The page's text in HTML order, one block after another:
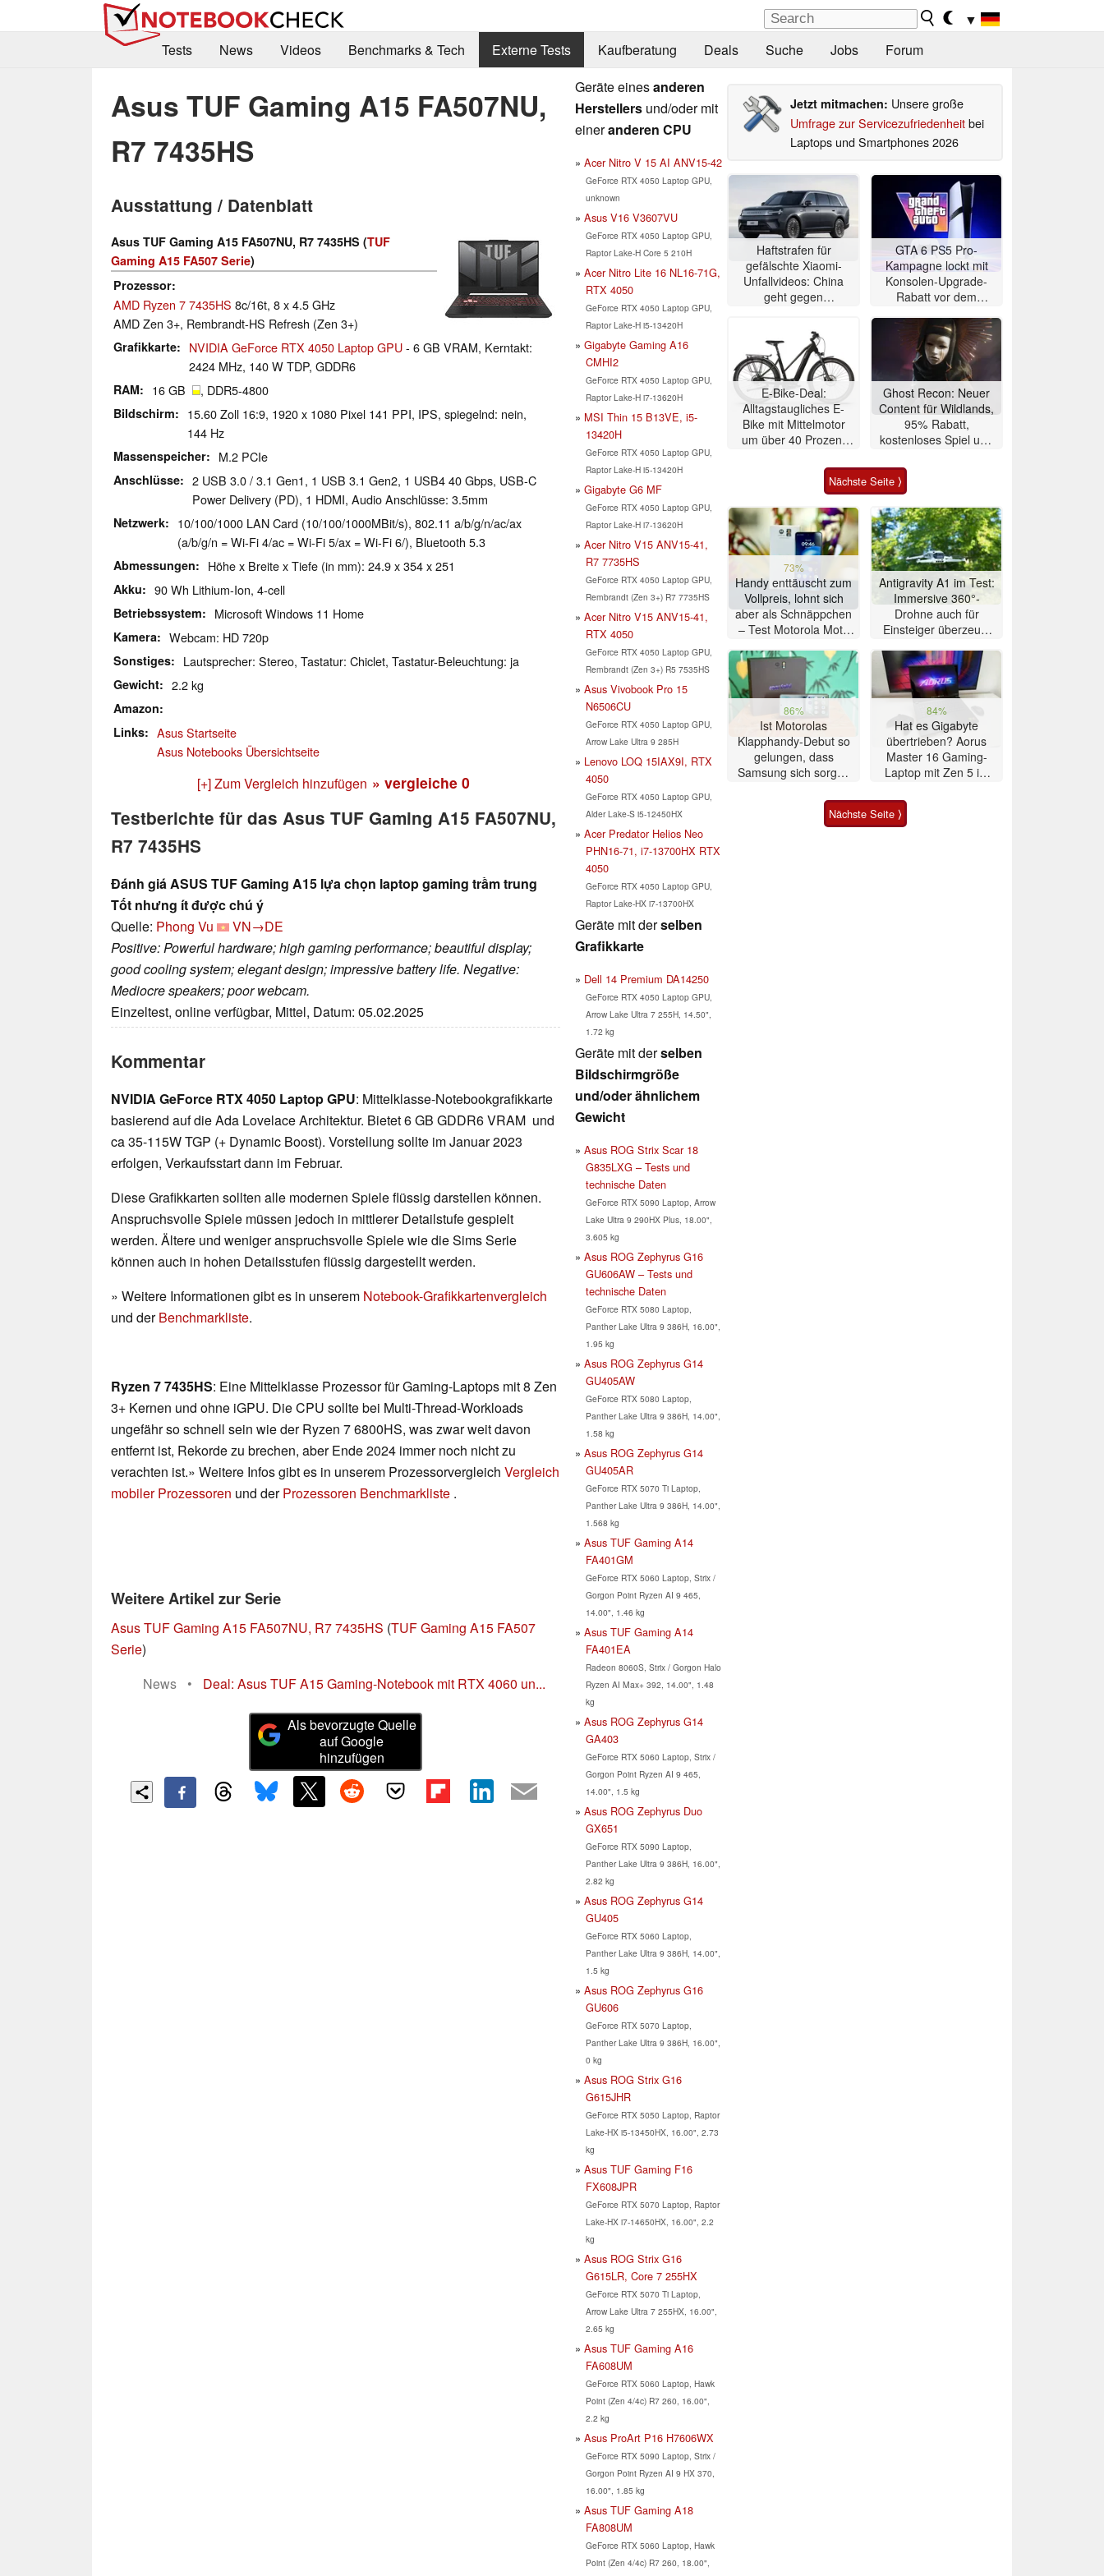
▼
Tests
News Videos Benchmarks & Tech Externe Tests Kaufberatung Deals Suche Jobs Forum
Asus TUF Gaming A15 FA507NU,
R7 7435HS
Ausstattung / Datenblatt
Asus TUF Gaming A15 FA507NU, R7 7435HS (TUF
Gaming A15 FA507 Serie)
Prozessor
AMD Ryzen 7 7435HS 8c/16t, 8 x 4.5 GHz
AMD Zen 3+, Rembrandt-HS Refresh (Zen 3+)
Grafikkarte NVIDIA GeForce RTX 4050 Laptop GPU- 6 GB VRAM, Kerntakt:
2424 MHz, 140 W TDP, GDDR6
RAM 16 GB , DDR5-4800
Bildschirm
15.60 Zoll 16:9, 1920 x 1080 Pixel 141 PPI, IPS, spiegelnd: nein,
144 Hz
Massenspeicher M.2 PCIe
Anschlüsse
2 USB 3.0 / 3.1 Gen1, 1 USB 3.1 Gen2, 1 USB4 40 Gbps, USB-C
Power Delivery (PD), 1 HDMI, Audio Anschlüsse: 3.5mm
Netzwerk
10/100/1000 LAN Card (10/100/1000MBit/s), 802.11 a/b/g/n/ac/ax
(a/b/g/n = Wi-Fi 4/ac = Wi-Fi 5/ax = Wi-Fi 6/), Bluetooth 5.3
Abmessungen Höhe x Breite x Tiefe (in mm): 24.9 x 354 x 251
Akku 90 Wh Lithium-Ion, 4-cell
Betriebssystem Microsoft Windows 11 Home
Kamera Webcam: HD 720p
Sonstiges Lautsprecher: Stereo, Tastatur: Chiclet, Tastatur-Beleuchtung: ja
Gewicht 2.2 kg
Amazon
Links
Asus Startseite
Asus Notebooks Übersichtseite
[+] Zum Vergleich hinzufügen » vergleiche 0
Testberichte für das Asus TUF Gaming A15 FA507NU,
R7 7435HS
Đánh giá ASUS TUF Gaming A15 lựa chọn laptop gaming trầm trung
Tốt nhưng ít được chú ý
Quelle: Phong Vu
VN→DE
Positive: Powerful hardware; high gaming performance; beautiful display;
good cooling system; elegant design; impressive battery life. Negative:
Mediocre speakers; poor webcam.
Einzeltest, online verfügbar, Mittel, Datum: 05.02.2025
Kommentar
NVIDIA GeForce RTX 4050 Laptop GPU: Mittelklasse-Notebookgrafikkarte
basierend auf die Ada Lovelace Architektur. Bietet 6 GB GDDR6 VRAM und
ca 35-115W TGP (+ Dynamic Boost). Vorstellung sollte im Januar 2023
erfolgen, Verkaufsstart dann im Februar.
Diese Grafikkarten sollten alle modernen Spiele flüssig darstellen können.
Anspruchsvolle Spiele müssen jedoch in mittlerer Detailstufe gespielt
werden. Ältere und weniger anspruchsvolle Spiele wie die Sims Serie
können auch in hohen Detailsstufen flüssig dargestellt werden.
» Weitere Informationen gibt es in unserem Notebook-Grafikkartenvergleich
und derBenchmarkliste.
Ryzen 7 7435HS: Eine Mittelklasse Prozessor für Gaming-Laptops mit 8 Zen
3+ Kernen und ohne iGPU. Die CPU sollte bei Multi-Thread-Workloads
ungefähr so schnell sein wie der Ryzen 7 6800HS, was zwar weit davon
entfernt ist, Rekorde zu brechen, aber Ende 2024 immer noch nicht zu
verachten ist.» Weitere Infos gibt es in unserem Prozessorvergleich Vergleich
mobiler Prozessoren und derProzessoren Benchmarkliste .
Weitere Artikel zur Serie
Asus TUF Gaming A15 FA507NU, R7 7435HS (TUF Gaming A15 FA507
Serie)
News
• Deal: Asus TUF A15 Gaming-Notebook mit RTX 4060 un...
Als bevorzugte Quelle
auf Google
hinzufügen
Geräte einesanderen
Herstellers und/oder mit
eineranderen CPU
Acer Nitro V 15 AI ANV15-42
GeForce RTX 4050 Laptop GPU,
unknown
Asus V16 V3607VU
GeForce RTX 4050 Laptop GPU,
Raptor Lake-H Core 5 210H
Acer Nitro Lite 16 NL16-71G,
RTX 4050
GeForce RTX 4050 Laptop GPU,
Raptor Lake-H i5-13420H
Gigabyte Gaming A16
CMHI2
GeForce RTX 4050 Laptop GPU,
Raptor Lake-H i7-13620H
MSI Thin 15 B13VE, i5-
13420H
GeForce RTX 4050 Laptop GPU,
Raptor Lake-H i5-13420H
Gigabyte G6 MF
GeForce RTX 4050 Laptop GPU,
Raptor Lake-H i7-13620H
Acer Nitro V15 ANV15-41,
R7 7735HS
GeForce RTX 4050 Laptop GPU,
Rembrandt (Zen 3+) R7 7735HS
Acer Nitro V15 ANV15-41,
RTX 4050
GeForce RTX 4050 Laptop GPU,
Rembrandt (Zen 3+) R5 7535HS
Asus Vivobook Pro 15
N6506CU
GeForce RTX 4050 Laptop GPU,
Arrow Lake Ultra 9 285H
Lenovo LOQ 15IAX9I, RTX
4050
GeForce RTX 4050 Laptop GPU,
Alder Lake-S i5-12450HX
Acer Predator Helios Neo
PHN16-71, i7-13700HX RTX
4050
GeForce RTX 4050 Laptop GPU,
Raptor Lake-HX i7-13700HX
Geräte mit derselben
Grafikkarte
Dell 14 Premium DA14250
GeForce RTX 4050 Laptop GPU,
Arrow Lake Ultra 7 255H, 14.50",
1.72 kg
Geräte mit derselben
Bildschirmgröße
und/oder ähnlichem
Gewicht
Asus ROG Strix Scar 18
G835LXG – Tests und
technische Daten
GeForce RTX 5090 Laptop, Arrow
Lake Ultra 9 290HX Plus, 18.00",
3.605 kg
Asus ROG Zephyrus G16
GU606AW – Tests und
technische Daten
GeForce RTX 5080 Laptop,
Panther Lake Ultra 9 386H, 16.00",
1.95 kg
Asus ROG Zephyrus G14
GU405AW
GeForce RTX 5080 Laptop,
Panther Lake Ultra 9 386H, 14.00",
1.58 kg
Asus ROG Zephyrus G14
GU405AR
GeForce RTX 5070 Ti Laptop,
Panther Lake Ultra 9 386H, 14.00",
1.568 kg
Asus TUF Gaming A14
FA401GM
GeForce RTX 5060 Laptop, Strix /
Gorgon Point Ryzen AI 9 465,
14.00", 1.46 kg
Asus TUF Gaming A14
FA401EA
Radeon 8060S, Strix / Gorgon Halo
Ryzen AI Max+ 392, 14.00", 1.48
kg
Asus ROG Zephyrus G14
GA403
GeForce RTX 5060 Laptop, Strix /
Gorgon Point Ryzen AI 9 465,
14.00", 1.5 kg
Asus ROG Zephyrus Duo
GX651
GeForce RTX 5090 Laptop,
Panther Lake Ultra 9 386H, 16.00",
2.82 kg
Asus ROG Zephyrus G14
GU405
GeForce RTX 5060 Laptop,
Panther Lake Ultra 9 386H, 14.00",
1.5 kg
Asus ROG Zephyrus G16
GU606
GeForce RTX 5070 Laptop,
Panther Lake Ultra 9 386H, 16.00",
0 kg
Asus ROG Strix G16
G615JHR
GeForce RTX 5050 Laptop, Raptor
Lake-HX i5-13450HX, 16.00", 2.73
kg
Asus TUF Gaming F16
FX608JPR
GeForce RTX 5070 Laptop, Raptor
Lake-HX i7-14650HX, 16.00", 2.2
kg
Asus ROG Strix G16
G615LR, Core 7 255HX
GeForce RTX 5070 Ti Laptop,
Arrow Lake Ultra 7 255HX, 16.00",
2.65 kg
Asus TUF Gaming A16
FA608UM
GeForce RTX 5060 Laptop, Hawk
Point (Zen 4/4c) R7 260, 16.00",
2.2 kg
Asus ProArt P16 H7606WX
GeForce RTX 5090 Laptop, Strix /
Gorgon Point Ryzen AI 9 HX 370,
16.00", 1.85 kg
Asus TUF Gaming A18
FA808UM
GeForce RTX 5060 Laptop, Hawk
Point (Zen 4/4c) R7 260, 18.00",
Jetzt mitmachen: Unsere große
Umfrage zur Servicezufriedenheitbei
Laptops und Smartphones 2026
Haftstrafen für
gefälschte Xiaomi-
Unfallvideos: China
geht gegen
GTA 6 PS5 Pro-
Kampagne lockt mit
Konsolen-Upgrade-
Rabatt vor dem
E-Bike-Deal:
Alltagstaugliches E-
Bike mit Mittelmotor
um über 40 Prozent
Ghost Recon: Neuer
Content für Wildlands,
95% Rabatt,
kostenloses Spiel und
angekündigt
Nächste Seite ⟩
73%
Handy enttäuscht zum
Vollpreis, lohnt sich
aber als Schnäppchen
– Test Motorola Moto
Antigravity A1 im Test:
Immersive 360°-
Drohne auch für
Einsteiger überzeugt
86%
Ist Motorolas
Klapphandy-Debut so
gelungen, dass
Samsung sich sorgen
Smartphone im Test
84%
Hat es Gigabyte
übertrieben? Aorus
Master 16 Gaming-
Laptop mit Zen 5 im
Nächste Seite ⟩